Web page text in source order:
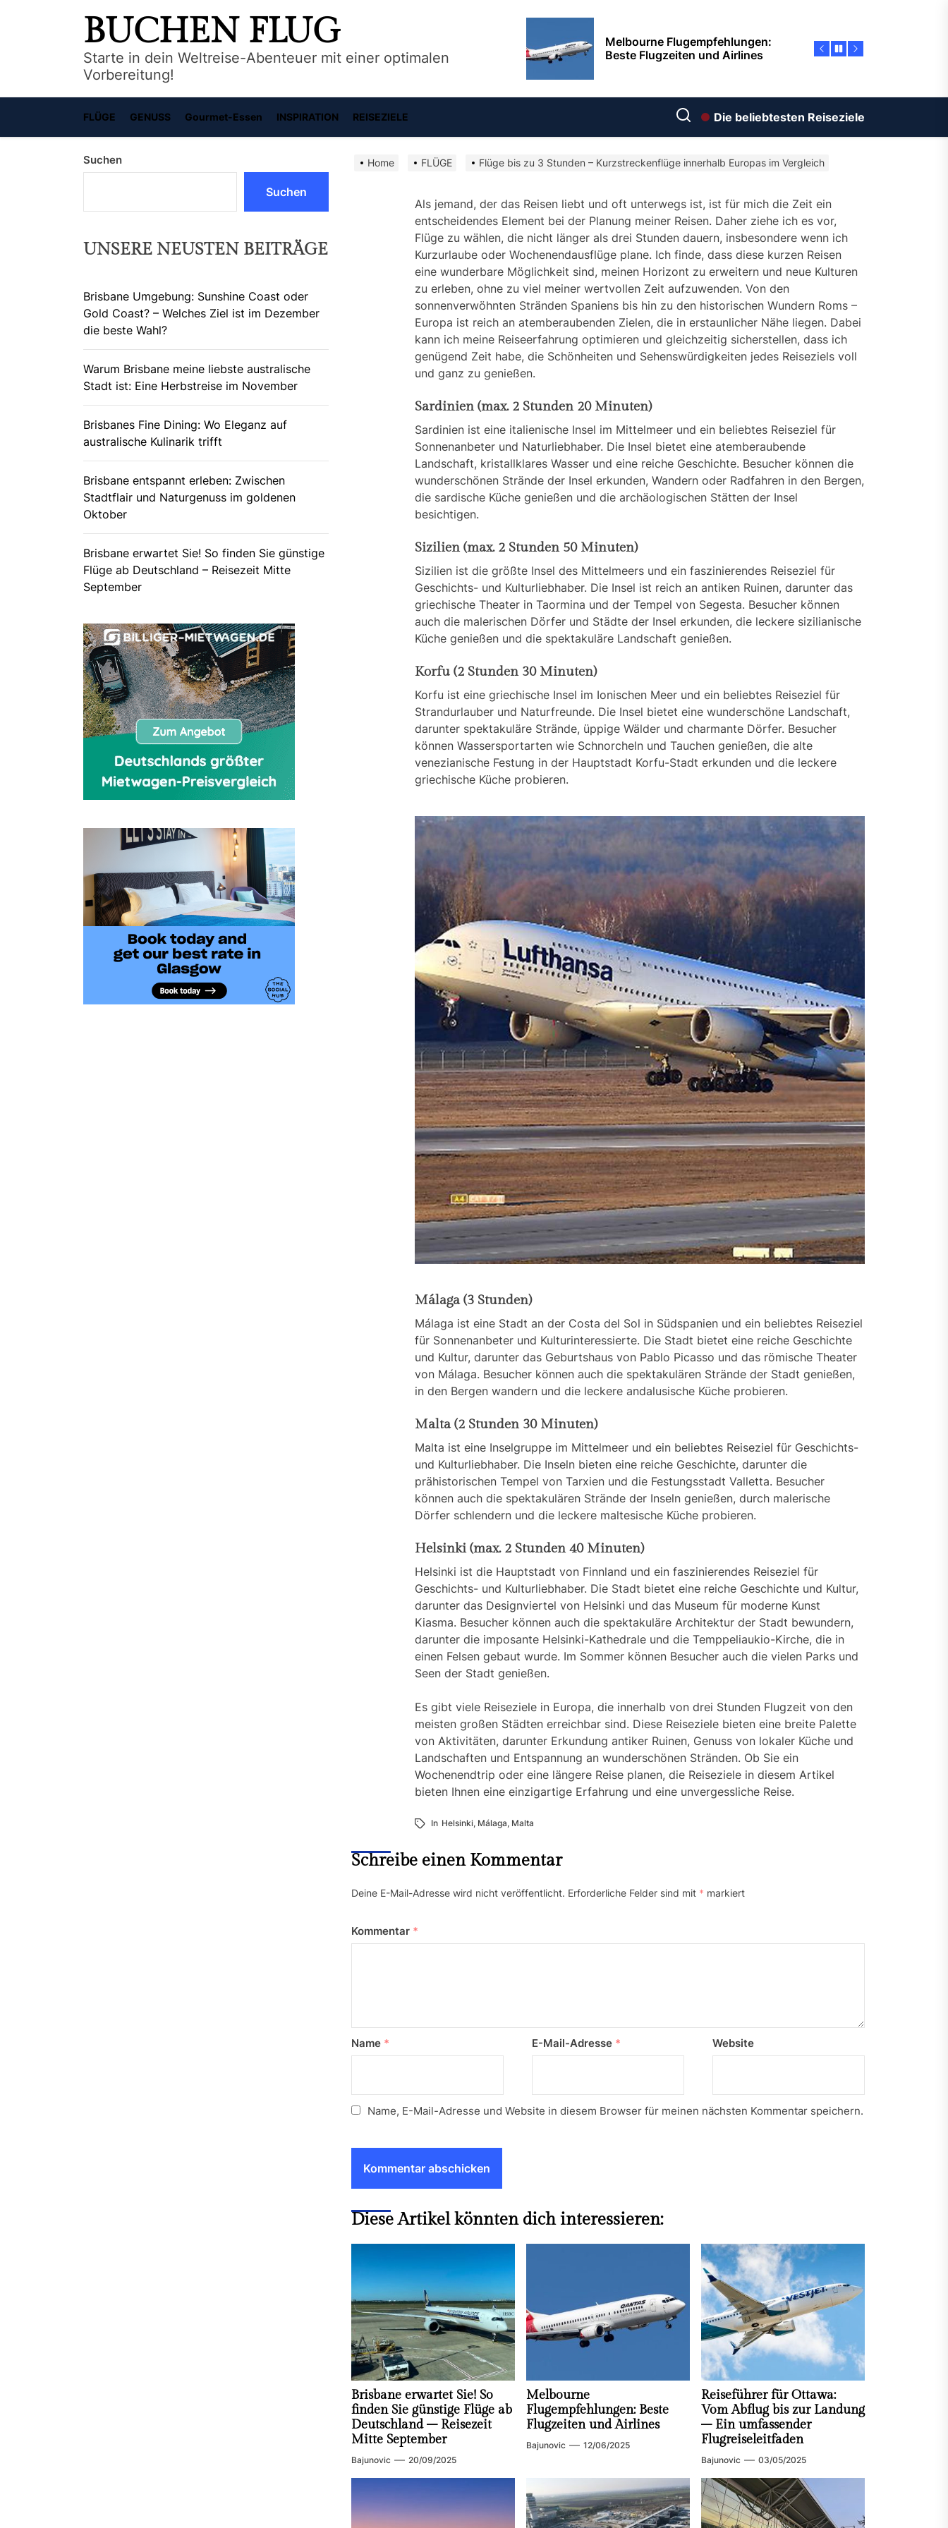
BUCHEN FLUG
Starte in dein Weltreise-Abenteuer mit einer optimalen
Vorbereitung!
Reiseführer für Ottawa: Vom
Abflug bis zur Landung – Ein
umfassender Flugreiseleitfaden
Phoenix Verkehrsführer: So
erkundest du die fünftgrößte
Stadt der USA mühelos
Erkundung von Belgrad und
Brisbane erwartet Sie! So finden
Sie günstige Flüge ab
Deutschland – Reisezeit Mitte
September
Melbourne Flugempfehlungen:
Beste Flugzeiten und Airlines
Reiseführer für Ottawa: Vom
Abflug bis zur Landung – Ein
Phoenix Verkehrsführer: So
erkundest du die fünftgrößte
Stadt der USA mühelos
Erkundung von Belgrad und
Umgebung: Verkehrsleitfaden
und Reisetipps
FLÜGE GENUSS Gourmet-Essen INSPIRATION REISEZIELE Die beliebtesten Reiseziele
Home FLÜGE Flüge bis zu 3 Stunden – Kurzstreckenflüge innerhalb Europas im Vergleich
Als jemand, der das Reisen liebt und oft unterwegs ist, ist für mich die Zeit ein
entscheidendes Element bei der Planung meiner Reisen. Daher ziehe ich es vor,
Flüge zu wählen, die nicht länger als drei Stunden dauern, insbesondere wenn ich
Kurzurlaube oder Wochenendausflüge plane. Ich finde, dass diese kurzen Reisen
eine wunderbare Möglichkeit sind, meinen Horizont zu erweitern und neue Kulturen
zu erleben, ohne zu viel meiner wertvollen Zeit aufzuwenden. Von den
sonnenverwöhnten Stränden Spaniens bis hin zu den historischen Wundern Roms –
Europa ist reich an atemberaubenden Zielen, die in erstaunlicher Nähe liegen. Dabei
kann ich meine Reiseerfahrung optimieren und gleichzeitig sicherstellen, dass ich
genügend Zeit habe, die Schönheiten und Sehenswürdigkeiten jedes Reiseziels voll
und ganz zu genießen.
Sardinien (max. 2 Stunden 20 Minuten)
Sardinien ist eine italienische Insel im Mittelmeer und ein beliebtes Reiseziel für
Sonnenanbeter und Naturliebhaber. Die Insel bietet eine atemberaubende
Landschaft, kristallklares Wasser und eine reiche Geschichte. Besucher können die
wunderschönen Strände der Insel erkunden, Wandern oder Radfahren in den Bergen,
die sardische Küche genießen und die archäologischen Stätten der Insel
besichtigen.
Sizilien (max. 2 Stunden 50 Minuten)
Sizilien ist die größte Insel des Mittelmeers und ein faszinierendes Reiseziel für
Geschichts- und Kulturliebhaber. Die Insel ist reich an antiken Ruinen, darunter das
griechische Theater in Taormina und der Tempel von Segesta. Besucher können
auch die malerischen Dörfer und Städte der Insel erkunden, die leckere sizilianische
Küche genießen und die spektakuläre Landschaft genießen.
Korfu (2 Stunden 30 Minuten)
Korfu ist eine griechische Insel im Ionischen Meer und ein beliebtes Reiseziel für
Strandurlauber und Naturfreunde. Die Insel bietet eine wunderschöne Landschaft,
darunter spektakuläre Strände, üppige Wälder und charmante Dörfer. Besucher
können Wassersportarten wie Schnorcheln und Tauchen genießen, die alte
venezianische Festung in der Hauptstadt Korfu-Stadt erkunden und die leckere
griechische Küche probieren.
Málaga (3 Stunden)
Málaga ist eine Stadt an der Costa del Sol in Südspanien und ein beliebtes Reiseziel
für Sonnenanbeter und Kulturinteressierte. Die Stadt bietet eine reiche Geschichte
und Kultur, darunter das Geburtshaus von Pablo Picasso und das römische Theater
von Málaga. Besucher können auch die spektakulären Strände der Stadt genießen,
in den Bergen wandern und die leckere andalusische Küche probieren.
Malta (2 Stunden 30 Minuten)
Malta ist eine Inselgruppe im Mittelmeer und ein beliebtes Reiseziel für Geschichts-
und Kulturliebhaber. Die Inseln bieten eine reiche Geschichte, darunter die
prähistorischen Tempel von Tarxien und die Festungsstadt Valletta. Besucher
können auch die spektakulären Strände der Inseln genießen, durch malerische
Dörfer schlendern und die leckere maltesische Küche probieren.
Helsinki (max. 2 Stunden 40 Minuten)
Helsinki ist die Hauptstadt von Finnland und ein faszinierendes Reiseziel für
Geschichts- und Kulturliebhaber. Die Stadt bietet eine reiche Geschichte und Kultur,
darunter das Designviertel von Helsinki und das Museum für moderne Kunst
Kiasma. Besucher können auch die spektakuläre Architektur der Stadt bewundern,
darunter die imposante Helsinki-Kathedrale und die Temppeliaukio-Kirche, die in
einen Felsen gebaut wurde. Im Sommer können Besucher auch die vielen Parks und
Seen der Stadt genießen.
Es gibt viele Reiseziele in Europa, die innerhalb von drei Stunden Flugzeit von den
meisten großen Städten erreichbar sind. Diese Reiseziele bieten eine breite Palette
von Aktivitäten, darunter Erkundung antiker Ruinen, Genuss von lokaler Küche und
Landschaften und Entspannung an wunderschönen Stränden. Ob Sie ein
Wochenendtrip oder eine längere Reise planen, die Reiseziele in diesem Artikel
bieten Ihnen eine einzigartige Erfahrung und eine unvergessliche Reise.
In Helsinki, Málaga, Malta
Schreibe einen Kommentar
Deine E-Mail-Adresse wird nicht veröffentlicht. Erforderliche Felder sind mit * markiert
Kommentar *
Name * E-Mail-Adresse * Website
Name, E-Mail-Adresse und Website in diesem Browser für meinen nächsten Kommentar speichern.
Diese Artikel könnten dich interessieren:
Brisbane erwartet Sie! So
finden Sie günstige Flüge ab
Deutschland – Reisezeit
Mitte September
Bajunovic 20/09/2025
Melbourne
Flugempfehlungen: Beste
Flugzeiten und Airlines
Bajunovic 12/06/2025
Reiseführer für Ottawa:
Vom Abflug bis zur Landung
– Ein umfassender
Flugreiseleitfaden
Bajunovic 03/05/2025
Suchen
Suchen
UNSERE NEUSTEN BEITRÄGE
Brisbane Umgebung: Sunshine Coast oder
Gold Coast? – Welches Ziel ist im Dezember
die beste Wahl?
Warum Brisbane meine liebste australische
Stadt ist: Eine Herbstreise im November
Brisbanes Fine Dining: Wo Eleganz auf
australische Kulinarik trifft
Brisbane entspannt erleben: Zwischen
Stadtflair und Naturgenuss im goldenen
Oktober
Brisbane erwartet Sie! So finden Sie günstige
Flüge ab Deutschland – Reisezeit Mitte
September